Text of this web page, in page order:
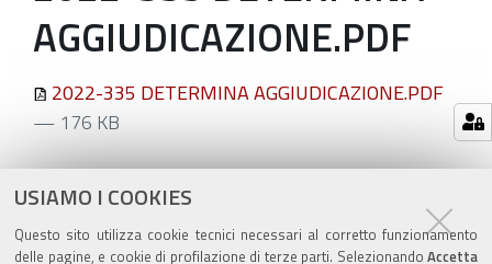
USIAMO I COOKIES
Questo sito utilizza cookie tecnici necessari al corretto funzionamento
delle pagine, e cookie di profilazione di terze parti. Selezionando Accetta
AGGIUDICAZIONE.PDF
2022-335 DETERMINA AGGIUDICAZIONE.PDF
— 176 KB
Azioni
sul
documento
ultima modifica 20/07/2022